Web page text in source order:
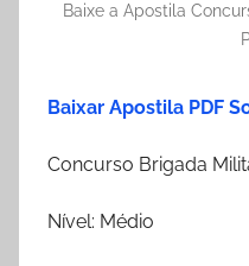
Baixe a Apostila
Baixar Apostila PDF
Concurso Brigada
Nível: Médio